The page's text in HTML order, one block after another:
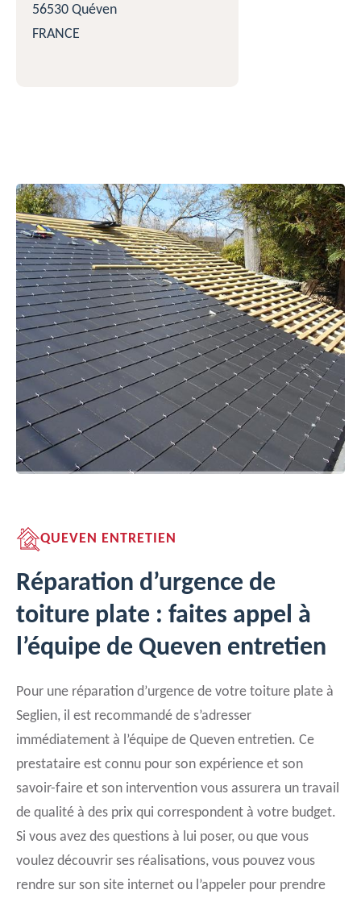
56530 Quéven
FRANCE
QUEVEN ENTRETIEN
Réparation d’urgence de
toiture plate : faites appel à
l’équipe de Queven entretien
Pour une réparation d’urgence de votre toiture plate à
Seglien, il est recommandé de s’adresser
immédiatement à l’équipe de Queven entretien. Ce
prestataire est connu pour son expérience et son
savoir-faire et son intervention vous assurera un travail
de qualité à des prix qui correspondent à votre budget.
Si vous avez des questions à lui poser, ou que vous
voulez découvrir ses réalisations, vous pouvez vous
rendre sur son site internet ou l’appeler pour prendre